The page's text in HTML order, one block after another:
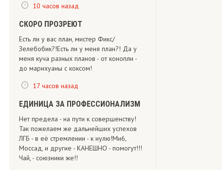
10 часов назад
СКОРО ПРОЗРЕЮТ
Есть ли у вас план, мистер Фикс/
Зелебобик?!Есть ли у меня план?! Да у
меня куча разных планов - от конопли -
до марихуаны с коксом!
17 часов назад
ЕДИНИЦА ЗА ПРОФЕССИОНАЛИЗМ
Нет предела - на пути к совершенству!
Так пожелаем же дальнейших успехов
ЛГБ - в её стремлении - к нулю!Ми6,
Моссад, и другие - КАНЕШНО - помогут!!!
Чай, - союзники же!!